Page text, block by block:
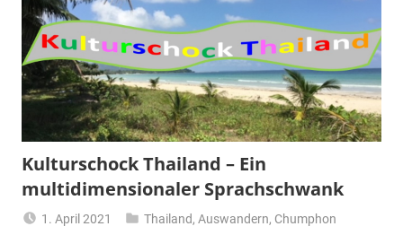
Kulturschock Thailand – Ein
multidimensionaler Sprachschwank
1. April 2021
Thailand,Auswandern, Chumphon